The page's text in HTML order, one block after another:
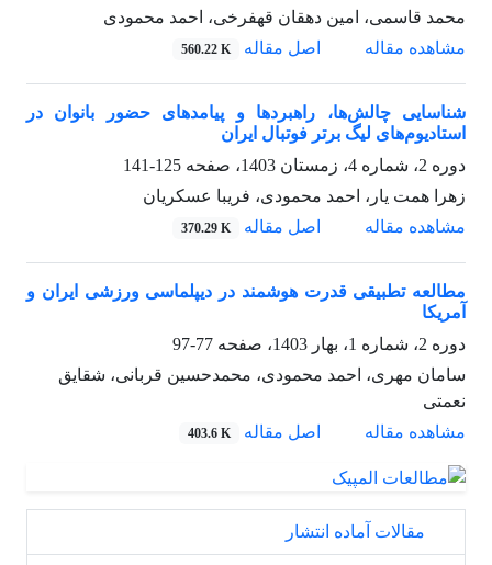
محمد قاسمی، امین دهقان قهفرخی، احمد محمودی
مشاهده مقاله
اصل مقاله 560.22 K
شناسایی چالش‌ها، راهبردها و پیامدهای حضور بانوان در
استادیوم‌های لیگ برتر فوتبال ایران
دوره 2، شماره 4، زمستان 1403، صفحه
125-141
زهرا همت یار، احمد محمودی، فریبا عسکریان
مشاهده مقاله
اصل مقاله 370.29 K
مطالعه تطبیقی قدرت هوشمند در دیپلماسی ورزشی ایران و
آمریکا
دوره 2، شماره 1، بهار 1403، صفحه
77-97
سامان مهری، احمد محمودی، محمدحسین قربانی، شقایق
نعمتی
مشاهده مقاله
اصل مقاله 403.6 K
مقالات آماده انتشار